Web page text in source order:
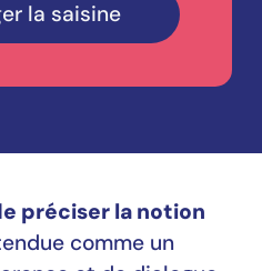
la saisine
préciser la notion
comme un